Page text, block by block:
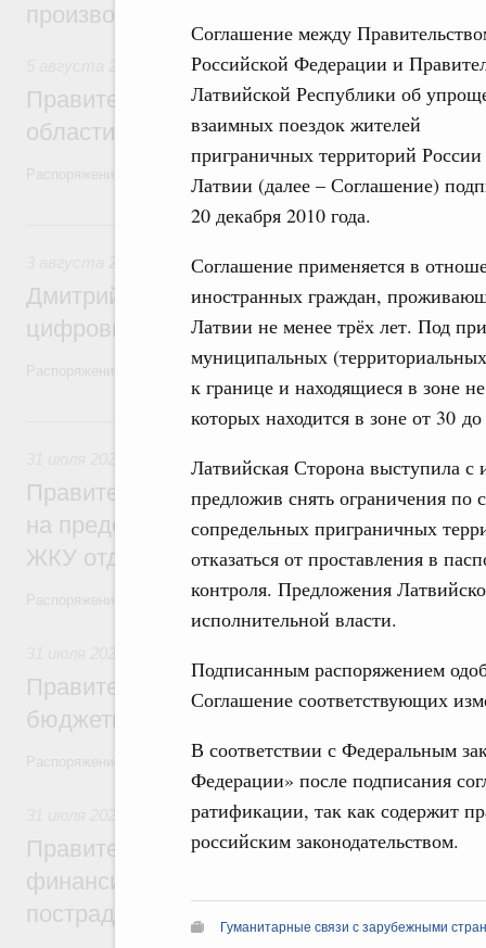
Соглашение между
Российской Федерации и
Латвийской Республики об
взаимных поездок жителей
приграничных территорий
Латвии (далее – Соглашение)
20 декабря 2010 года.
Соглашение применяется в
иностранных граждан,
Латвии не менее трёх лет. Под
муниципальных
к границе и находящиеся в зоне
которых находится в зоне от 30
Латвийская Сторона выступила
предложив снять ограничения
сопредельных приграничных
отказаться от проставления в
контроля. Предложения
исполнительной власти.
Подписанным распоряжением
Соглашение соответствующих
В соответствии с Федеральным
Федерации» после подписания
ратификации, так как содержит
российским законодательством.
Гуманитарные связи с зарубежными
производительности труда
Национальный проект «Экологическое
Правительство увеличило объём
области в рамках федерального
3 августа, понедельник
Регулирование в сфере торговли.
Дмитрий Григоренко возглавил штаб по
цифровых платформ
Распоряжение от 25 июля 2026 года №1966-р
31 июля, пятница
Социальная поддержка отдельных
Правительство направит регионам
на предоставление мер социальной
ЖКУ отдельным категориям граждан
Распоряжение от 30 июля 2026 года №2032-р
Правительство спишет часть
бюджетным кредитам ещё двум
Распоряжение от 29 июля 2026 года №2016-р
Чрезвычайные ситуации и ликвидация их
Правительство выделило
финансирование Дагестану и Чечне на
пострадавшим от наводнения